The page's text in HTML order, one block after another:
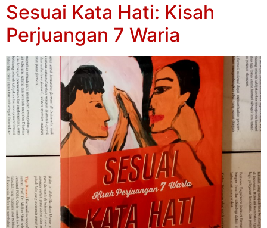
Sesuai Kata Hati: Kisah
Perjuangan 7 Waria